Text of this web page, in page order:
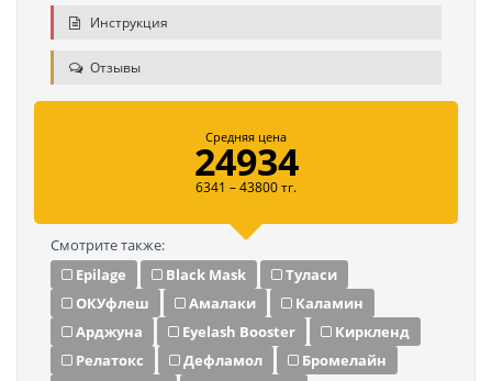
Инструкция
Отзывы
Средняя цена
24934
6341 – 43800 тг.
Смотрите также:
Epilage
Black Mask
Туласи
ОКУфлеш
Амалаки
Каламин
Арджуна
Eyelash Booster
Киркленд
Релатокс
Дефламол
Бромелайн